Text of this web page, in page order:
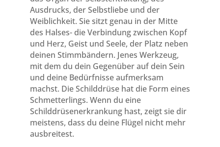
Ausdrucks, der Selbstliebe und der
Weiblichkeit. Sie sitzt genau in der Mitte
des Halses- die Verbindung zwischen Kopf
und Herz, Geist und Seele, der Platz neben
deinen Stimmbändern. Jenes Werkzeug,
mit dem du dein Gegenüber auf dein Sein
und deine Bedürfnisse aufmerksam
machst. Die Schilddrüse hat die Form eines
Schmetterlings. Wenn du eine
Schilddrüsenerkrankung hast, zeigt sie dir
meistens, dass du deine Flügel nicht mehr
ausbreitest.